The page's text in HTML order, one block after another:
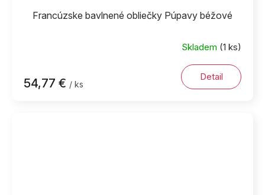
Francúzske bavlnené obliečky Púpavy béžové
Skladem (1 ks)
54,77 € / ks
Detail